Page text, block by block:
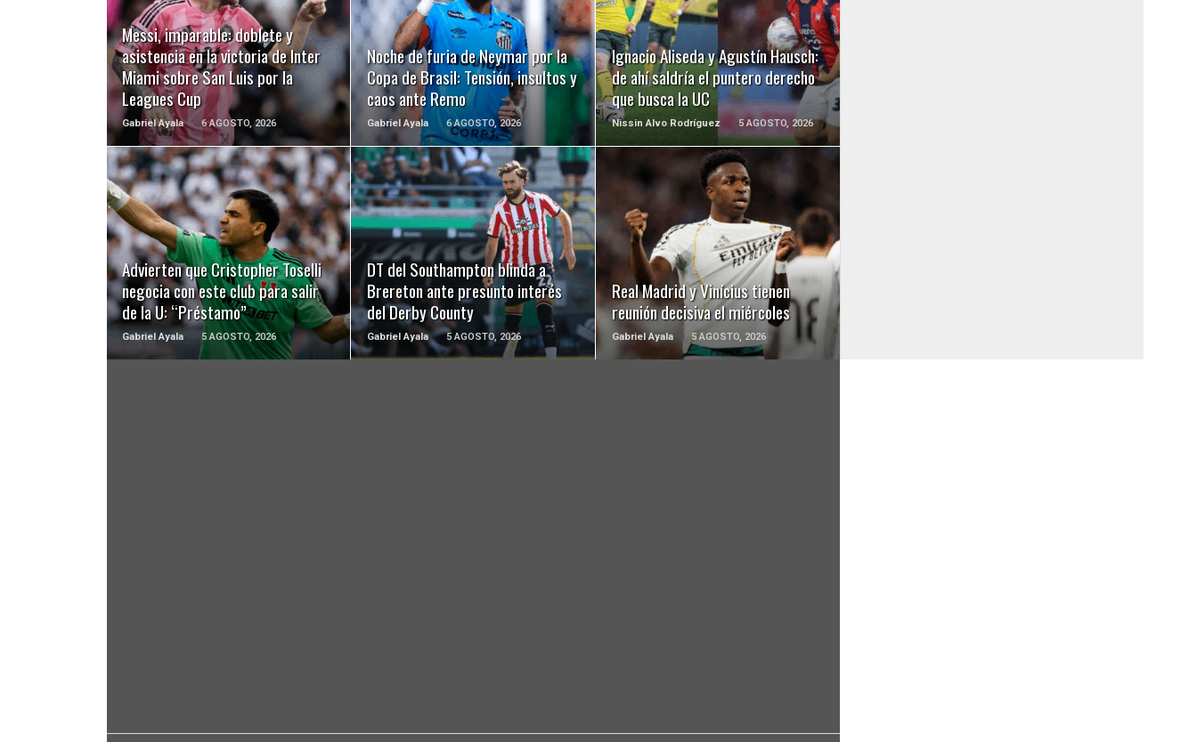
Messi, imparable: doblete y
asistencia en la victoria de Inter
Miami sobre San Luis por la
Leagues Cup
Gabriel Ayala 6 AGOSTO, 2026
LEER MÁS
Noche de furia de Neymar por la
Copa de Brasil: Tensión, insultos y
caos ante Remo
Gabriel Ayala 6 AGOSTO, 2026
LEER MÁS
Ignacio Aliseda y Agustín Hausch:
de ahí saldría el puntero derecho
que busca la UC
Nissin Alvo Rodríguez 5 AGOSTO, 2026
LEER MÁS
Advierten que Cristopher Toselli
negocia con este club para salir
de la U: “Préstamo”
Gabriel Ayala 5 AGOSTO, 2026
LEER MÁS
DT del Southampton blinda a
Brereton ante presunto interés
del Derby County
Gabriel Ayala 5 AGOSTO, 2026
LEER MÁS
Real Madrid y Vinícius tienen
reunión decisiva el miércoles
Gabriel Ayala 5 AGOSTO, 2026
LEER MÁS